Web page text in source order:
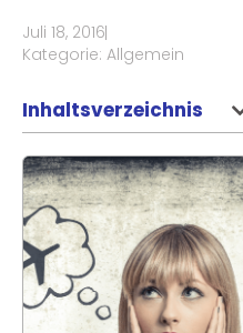
Juli 18, 2016
Kategorie: Allgemein
Inhaltsverzeichnis